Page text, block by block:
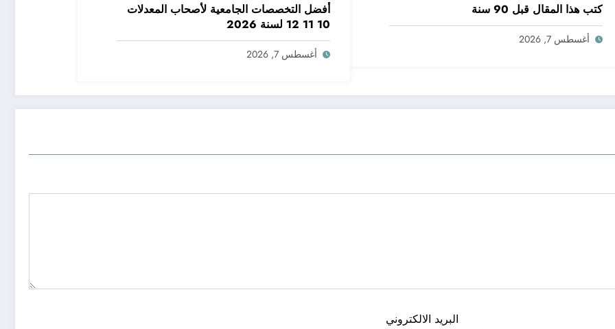
كتب هذا المقال قبل 90 سنة
أغسطس 7, 2026
أفضل التخصصات الجامعية لأصحاب المعدلات
10 11 12 لسنة 2026
أغسطس 7, 2026
البريد الالكتروني